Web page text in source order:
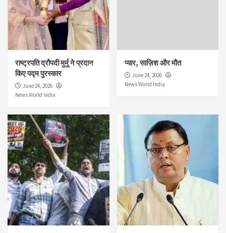
राष्ट्रपति द्रौपदी मुर्मु ने प्रदान
किए पद्म पुरस्कार
June 24, 2026
News World India
प्यार, साज़िश और मौत
June 24, 2026
News World India